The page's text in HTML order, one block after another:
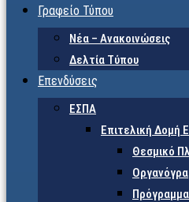
Γραφείο Τύπου
Νέα – Ανακοινώσεις
Δελτία Τύπου
Επενδύσεις
ΕΣΠΑ
Επιτελική Δομή
Θεσμικό